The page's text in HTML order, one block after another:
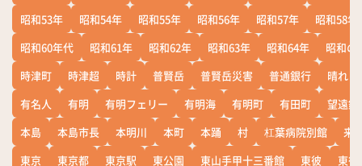
昭和53年
昭和54年 昭和55年 昭和56年 昭和57年
昭和58年
昭和60年代
昭和61年 昭和62年 昭和63年 昭和64年
昭和の
時津町
時津超 時計 普賢岳 普賢岳災害 普通銀行
晴れ
有名人
有明 有明フェリー 有明海 有明町 有田町
望遠鏡
本島
本島市長 本明川 本町 本踊 村 杠葉病院別館
来
東京
東京都 東京駅 東公園 東山手甲十三番館 東彼
東彼